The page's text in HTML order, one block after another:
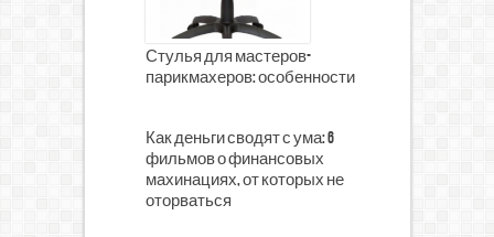
Стулья для мастеров-
парикмахеров: особенности
Как деньги сводят с ума: 6
фильмов о финансовых
махинациях, от которых не
оторваться